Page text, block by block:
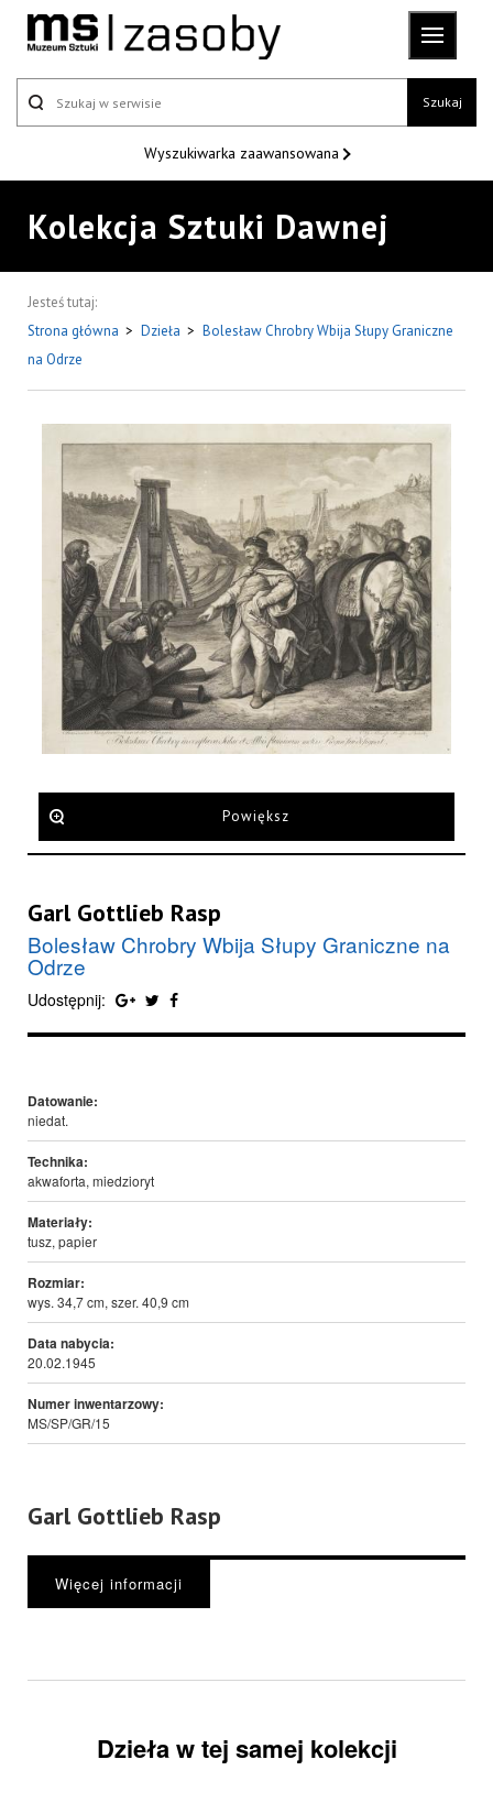
Szukaj
Wyszukiwarka zaawansowana
Kolekcja Sztuki Dawnej
Jesteś tutaj:
Strona główna > Dzieła > Bolesław Chrobry Wbija Słupy Graniczne
na Odrze
Powiększ
Garl Gottlieb Rasp
Bolesław Chrobry Wbija Słupy Graniczne na
Odrze
Udostępnij:
Datowanie:
niedat.
Technika:
akwaforta, miedzioryt
Materiały:
tusz, papier
Rozmiar:
wys. 34,7 cm, szer. 40,9 cm
Data nabycia:
20.02.1945
Numer inwentarzowy:
MS/SP/GR/15
Garl Gottlieb Rasp
Więcej informacji
Dzieła w tej samej kolekcji